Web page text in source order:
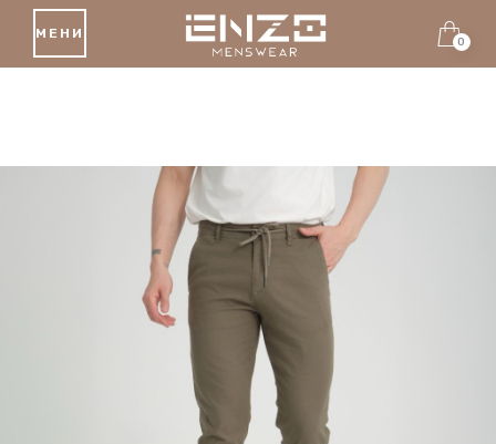
МЕНИ
0